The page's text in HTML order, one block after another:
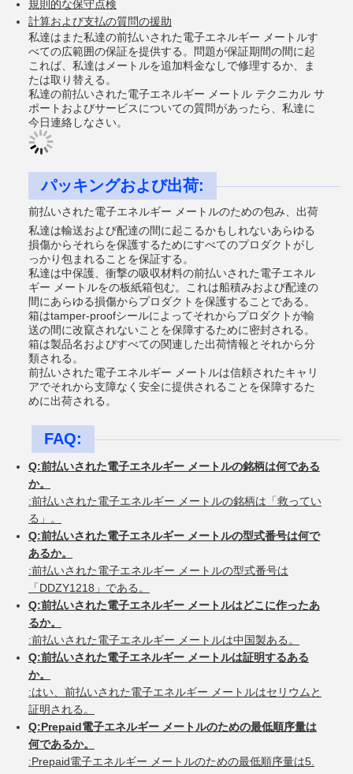
規則的な保守点検
計算および支払の質問の援助
私達はまた私達の前払いされた電子エネルギー メートルす
べての広範囲の保証を提供する。問題が保証期間の間に起
これば、私達はメートルを追加料金なしで修理するか、ま
たは取り替える。
私達の前払いされた電子エネルギー メートル テクニカル サ
ポートおよびサービスについての質問があったら、私達に
今日連絡しなさい。
パッキングおよび出荷:
前払いされた電子エネルギー メートルのための包み、出荷
私達は輸送および配達の間に起こるかもしれないあらゆる
損傷からそれらを保護するためにすべてのプロダクトがし
っかり包まれることを保証する。
私達は中保護、衝撃の吸収材料の前払いされた電子エネル
ギー メートルをの板紙箱包む。これは船積みおよび配達の
間にあらゆる損傷からプロダクトを保護することである。
箱はtamper-proofシールによってそれからプロダクトが輸
送の間に改竄されないことを保障するために密封される。
箱は製品名およびすべての関連した出荷情報とそれから分
類される。
前払いされた電子エネルギー メートルは信頼されたキャリ
アでそれから支障なく安全に提供されることを保障するた
めに出荷される。
FAQ:
Q:前払いされた電子エネルギー メートルの銘柄は何である
か。
:前払いされた電子エネルギー メートルの銘柄は「救ってい
る」。
Q:前払いされた電子エネルギー メートルの型式番号は何で
あるか。
:前払いされた電子エネルギー メートルの型式番号は
「DDZY1218」である。
Q:前払いされた電子エネルギー メートルはどこに作ったあ
るか。
:前払いされた電子エネルギー メートルは中国製ある。
Q:前払いされた電子エネルギー メートルは証明するある
か。
:はい、前払いされた電子エネルギー メートルはセリウムと
証明される。
Q:Prepaid電子エネルギー メートルのための最低順序量は
何であるか。
:Prepaid電子エネルギー メートルのための最低順序量は5.